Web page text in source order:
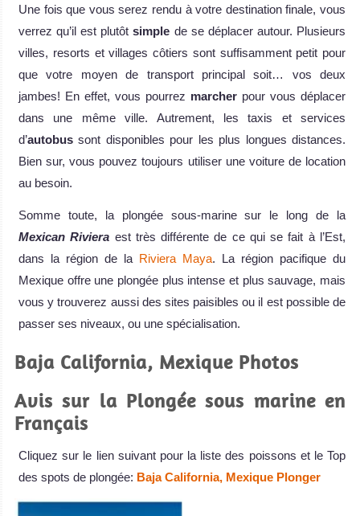
Une fois que vous serez rendu à votre destination finale, vous
verrez qu’il est plutôtsimple de se déplacer autour. Plusieurs
villes, resorts et villages côtiers sont suffisamment petit pour
que votre moyen de transport principal soit… vos deux
jambes! En effet, vous pourrez marcher pour vous déplacer
dans une même ville. Autrement, les taxis et services
d’autobus sont disponibles pour les plus longues distances.
Bien sur, vous pouvez toujours utiliser une voiture de location
au besoin.
Somme toute, la plongée sous-marine sur le long de la
Mexican Riviera est très différente de ce qui se fait à l’Est,
dans la région de la Riviera Maya. La région pacifique du
Mexique offre une plongée plus intense et plus sauvage, mais
vous y trouverez aussi des sites paisibles ou il est possible de
passer ses niveaux, ou une spécialisation.
Baja California, Mexique Photos
Avis sur la Plongée sous marine en
Français
Cliquez sur le lien suivant pour la liste des poissons et le Top
des spots de plongée: Baja California, Mexique Plonger